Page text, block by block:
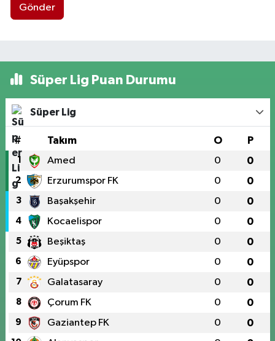
Gönder
Süper Lig Puan Durumu
Süper Lig
# Takım O P
1 Amed 0 0
2 Erzurumspor FK 0 0
3 Başakşehir 0 0
4 Kocaelispor 0 0
5 Beşiktaş 0 0
6 Eyüpspor 0 0
7 Galatasaray 0 0
8 Çorum FK 0 0
9 Gaziantep FK 0 0